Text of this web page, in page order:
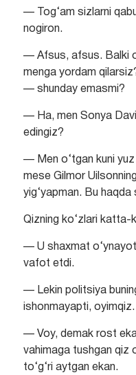
— Tog‘am sizlarni
nogiron.
— Afsus, afsus. Balki
menga yordam
— shunday emasmi?
— Ha, men Sonya
edingiz?
— Men o‘tgan kuni
mese Gilmor
yig‘yapman. Bu
Qizning ko‘zlari katta-
— U shaxmat
vafot etdi.
— Lekin politsiya
ishonmayapti, oyimqiz.
— Voy, demak rost
vahimaga tushgan qiz
to‘g‘ri aytgan ekan.